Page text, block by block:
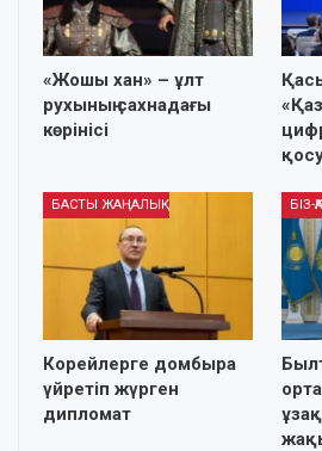
«Жошы хан» – ұлт
рухының сахнадағы
көрінісі
БАСТЫ ЖАҢАЛЫҚ
Корейлерге домбыра
үйретіп жүрген
дипломат